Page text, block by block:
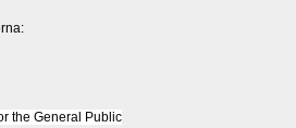
the General Public